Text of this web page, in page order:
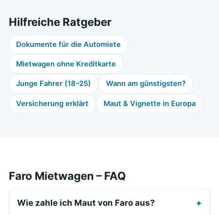
Hilfreiche Ratgeber
Dokumente für die Automiete
Mietwagen ohne Kreditkarte
Junge Fahrer (18–25) Wann am günstigsten?
Versicherung erklärt Maut & Vignette in Europa
Faro Mietwagen – FAQ
Wie zahle ich Maut von Faro aus?